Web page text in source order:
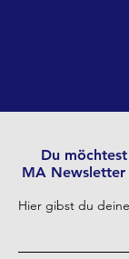
Du
MA
Hier gibst du